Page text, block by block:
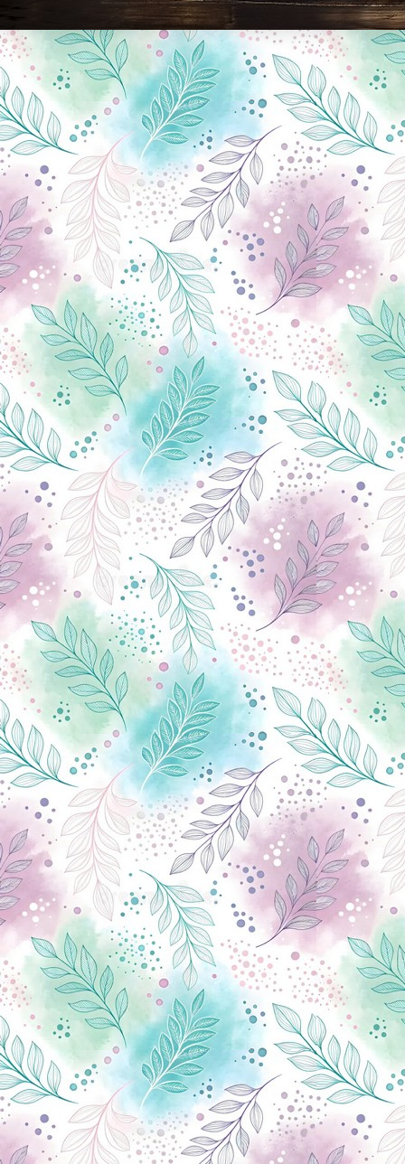
Новини Чернігова, Чернігівські новини, Чернігівський формат, новини Чернігова, події в Чернігові: політика, економіка, аналітика, культура, відеоновини, екологія, спортивний Чернігів, туризм, Чернігів